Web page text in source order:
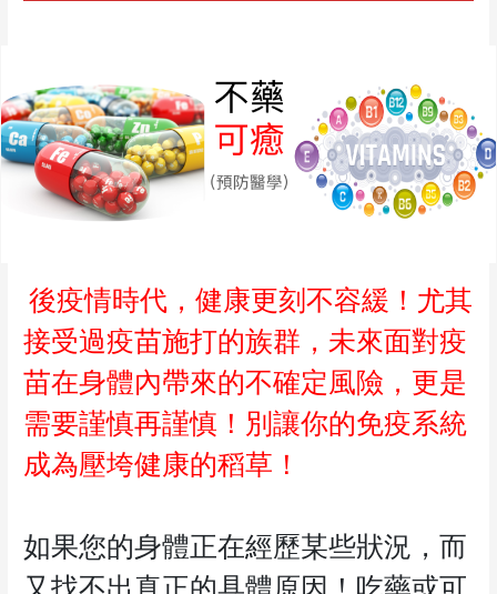
後疫情時代，健康更刻不容緩！尤其
接受過疫苗施打的族群，未來面對疫
苗在身體內帶來的不確定風險，更是
需要謹慎再謹慎！別讓你的免疫系統
成為壓垮健康的稻草！
如果您的身體正在經歷某些狀況，而
又找不出真正的具體原因！吃藥或可